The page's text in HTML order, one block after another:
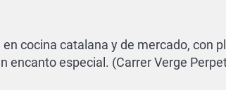
cocina catalana y de mercado, con
especial. (Carrer Verge